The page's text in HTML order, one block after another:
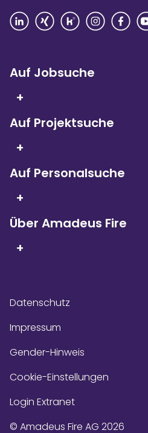
Rezensionen lesen
Kununu Top Company – dank
über 9.000Bewertungen!
Auf Jobsuche
+
Auf Projektsuche
+
Auf Personalsuche
+
Über Amadeus Fire
+
© Amadeus Fire AG 2026
Datenschutz
Impressum
Gender-Hinweis
Cookie-Einstellungen
Login Extranet